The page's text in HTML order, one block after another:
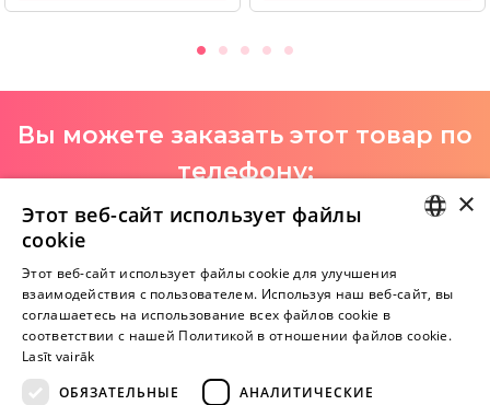
Вы можете заказать этот товар по
телефону:
+371 29 994 357
Пока нет отзывов
Будь первым!
Напишите отзыв и ПОЛУЧИТЕ ПОДАРОК!
RUSSIAN
×
Этот веб-сайт использует файлы
cookie
Этот веб-сайт использует файлы cookie для улучшения
взаимодействия с пользователем. Используя наш веб-сайт, вы
соглашаетесь на использование всех файлов cookie в
соответствии с нашей Политикой в ​​отношении файлов cookie.
Lasīt vairāk
ОБЯЗАТЕЛЬНЫЕ
АНАЛИТИЧЕСКИЕ